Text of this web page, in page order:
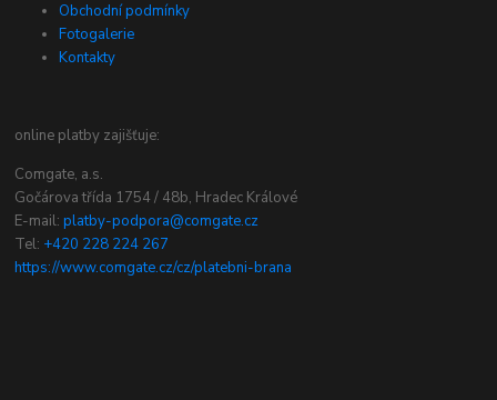
Obchodní podmínky
Fotogalerie
Kontakty
online platby zajišťuje:
Comgate, a.s.
Gočárova třída 1754 / 48b, Hradec Králové
E-mail:platby-podpora@comgate.cz
Tel: +420 228 224 267
https://www.comgate.cz/cz/platebni-brana